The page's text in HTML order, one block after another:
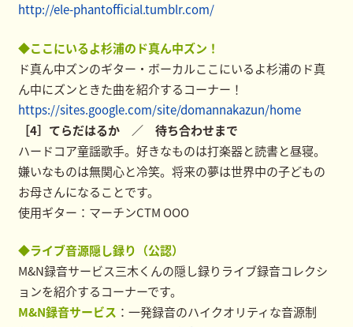
http://ele-phantofficial.tumblr.com/
◆ここにいるよ杉浦のド真ん中ズン！
ド真ん中ズンのギター・ボーカルここにいるよ杉浦のド真
ん中にズンときた曲を紹介するコーナー！
https://sites.google.com/site/domannakazun/home
［4］てらだはるか ／ 待ち合わせまで
ハードコア童謡歌手。好きなものは打楽器と読書と昼寝。
嫌いなものは無関心と冷笑。将来の夢は世界中の子どもの
お母さんになることです。
使用ギター：マーチンCTM OOO
◆ライブ音源隠し録り（公認）
M&N録音サービス三木くんの隠し録りライブ録音コレクシ
ョンを紹介するコーナーです。
M&N録音サービス ：一発録音のハイクオリティな音源制